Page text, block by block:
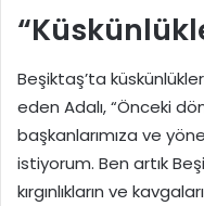
Beşiktaş’ta
eden Adalı, “Önceki
başkanlarımıza ve
istiyorum. Ben artık
kırgınlıkların ve